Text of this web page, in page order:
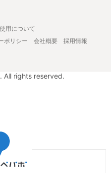
用について
ポリシー 会社概要
採用情報
All rights reserved.